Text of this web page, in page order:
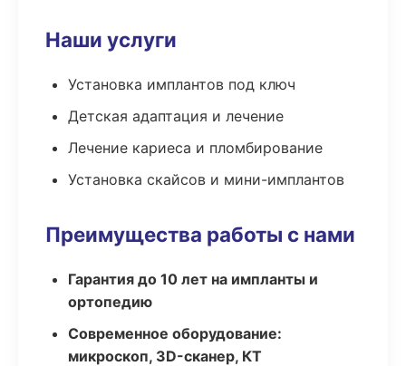
Наши услуги
Установка имплантов под ключ
Детская адаптация и лечение
Лечение кариеса и пломбирование
Установка скайсов и мини-имплантов
Преимущества работы с нами
Гарантия до 10 лет на импланты и
ортопедию
Современное оборудование:
микроскоп, 3D-сканер, КТ